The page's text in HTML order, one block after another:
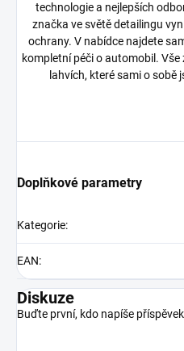
technologie a nejlepších
značka ve světě detailingu
ochrany. V nabídce najdete
kompletní péči o automobil.
lahvích, které sami o sobě
Doplňkové parametry
Kategorie:
EAN:
Diskuze
Buďte první, kdo napíše